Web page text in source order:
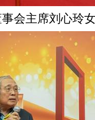
会主席刘心玲